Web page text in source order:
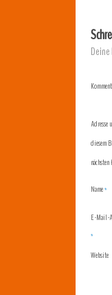
Name*
E-Mail-
*
Website
Adresse
diesem